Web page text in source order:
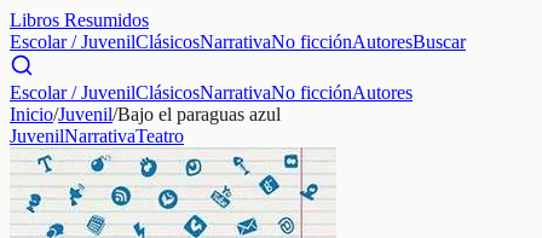
Libros Resumidos
Escolar / JuvenilClásicosNarrativaNo ficciónAutoresBuscar
Escolar / JuvenilClásicosNarrativaNo ficciónAutores
Inicio/Juvenil/Bajo el paraguas azul
JuvenilNarrativaTeatro